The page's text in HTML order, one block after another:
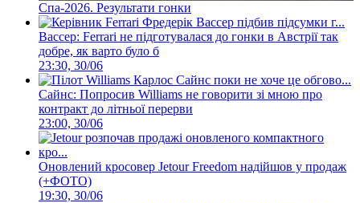
Спа-2026. Результати гонки
Вассер: Ferrari не підготувалася до гонки в Австрії так
добре, як варто було б
23:30, 30/06
Сайнс: Попросив Williams не говорити зі мною про
контракт до літньої перерви
23:00, 30/06
Оновлений кросовер Jetour Freedom надійшов у продаж
(+ФОТО)
19:30, 30/06